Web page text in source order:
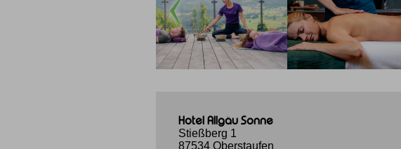
Hotel Allgäu Sonne
Stießberg 1
87534 Oberstaufen